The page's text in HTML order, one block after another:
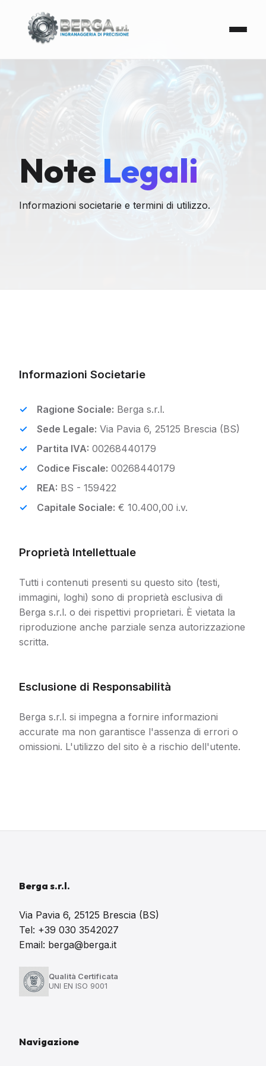
Note Legali
Informazioni societarie e termini di utilizzo.
Informazioni Societarie
Ragione Sociale: Berga s.r.l.
Sede Legale: Via Pavia 6, 25125 Brescia (BS)
Partita IVA: 00268440179
Codice Fiscale: 00268440179
REA: BS - 159422
Capitale Sociale: € 10.400,00 i.v.
Proprietà Intellettuale
Tutti i contenuti presenti su questo sito (testi,
immagini, loghi) sono di proprietà esclusiva di
Berga s.r.l. o dei rispettivi proprietari. È vietata la
riproduzione anche parziale senza autorizzazione
scritta.
Esclusione di Responsabilità
Berga s.r.l. si impegna a fornire informazioni
accurate ma non garantisce l'assenza di errori o
omissioni. L'utilizzo del sito è a rischio dell'utente.
Berga s.r.l.
Via Pavia 6, 25125 Brescia (BS)
Tel: +39 030 3542027
Email: berga@berga.it
Qualità Certificata
UNI EN ISO 9001
Navigazione